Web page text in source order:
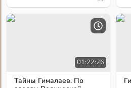
01:22:26
Тайны Гималаев. По